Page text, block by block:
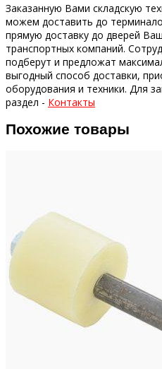
Заказанную Вами складскую
можем доставить до
прямую доставку до дверей
транспортных компаний.
подберут и предложат
выгодный способ доставки,
оборудования и техники. Для
раздел - Контакты
Похожие товары